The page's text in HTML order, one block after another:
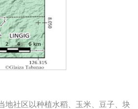
地社区以种植水稻、玉米、豆子、块